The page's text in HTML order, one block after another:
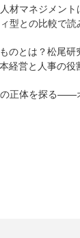
材マネジメント
型との比較で読
のとは？松尾
経営と人事の役
の正体を探る——